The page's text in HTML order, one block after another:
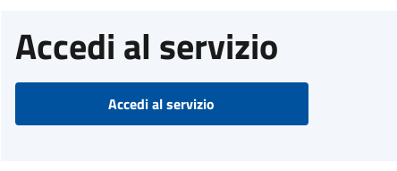
Accedi al servizio
Accedi al servizio